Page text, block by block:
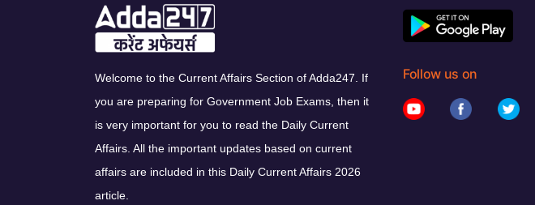
Welcome to the Current Affairs Section of Adda247. If
you are preparing for Government Job Exams, then it
is very important for you to read the Daily Current
Affairs. All the important updates based on current
affairs are included in this Daily Current Affairs 2026
article.
Follow us on